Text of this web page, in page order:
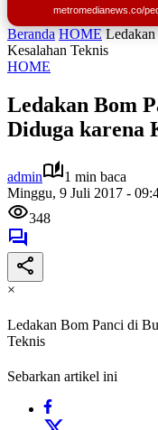
metromedianews.co/
Beranda HOME
Kesalahan Teknis
HOME
Ledakan Bom
Diduga karena
admin
1 min baca
Minggu, 9 Juli 2017 -
348
×
Ledakan Bom Panci di
Teknis
Sebarkan artikel ini